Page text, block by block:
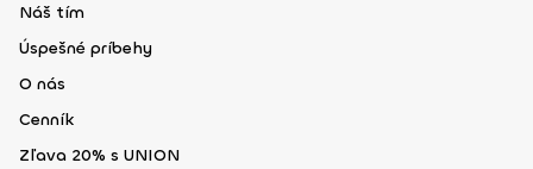
Náš tím
Úspešné príbehy
O nás
Cenník
Zľava 20% s UNION